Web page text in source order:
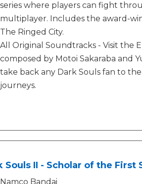
series where players can fight
multiplayer. Includes the award-
The Ringed City.
All Original Soundtracks - Visit the
composed by Motoi Sakaraba and
take back any Dark Souls fan to
journeys.
Souls II - Scholar of the First
Namco Bandai